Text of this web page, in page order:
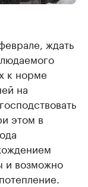
ждать
к норме
на
этом в
и возможно